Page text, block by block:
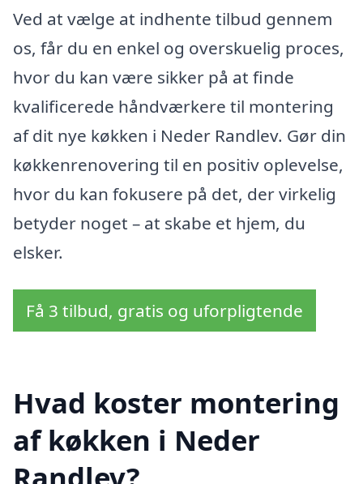
Ved at vælge at indhente tilbud gennem
os, får du en enkel og overskuelig proces,
hvor du kan være sikker på at finde
kvalificerede håndværkere til montering
af dit nye køkken i Neder Randlev. Gør din
køkkenrenovering til en positiv oplevelse,
hvor du kan fokusere på det, der virkelig
betyder noget – at skabe et hjem, du
elsker.
Få 3 tilbud, gratis og uforpligtende
Hvad koster montering
af køkken i Neder